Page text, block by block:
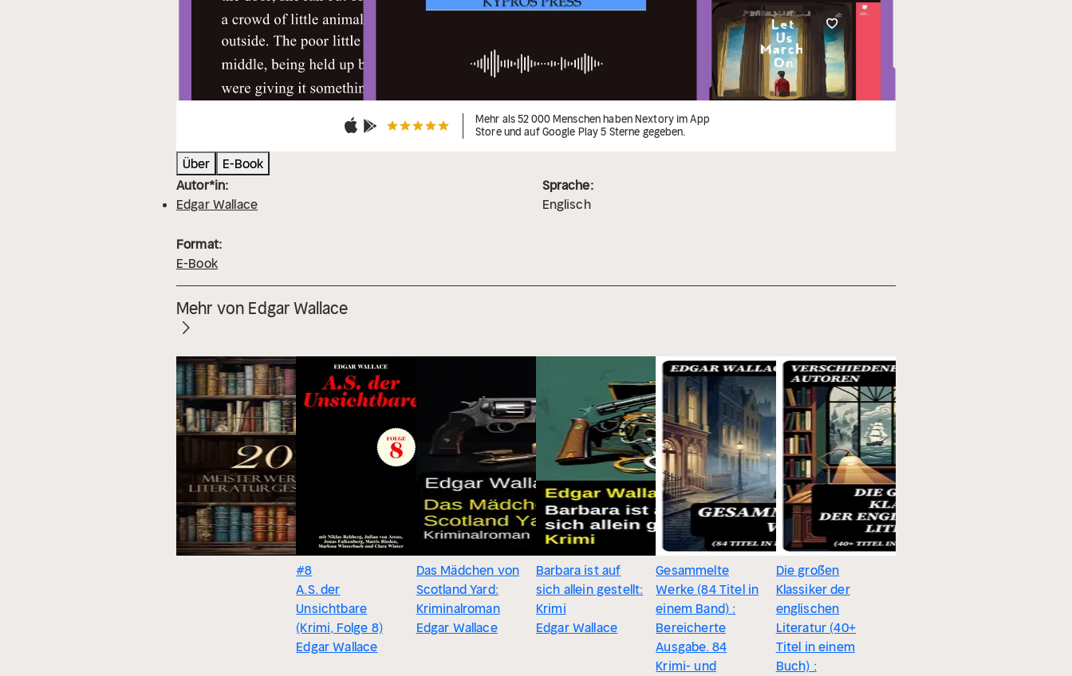
Mehr als 52 000 Menschen haben Nextory im App
Store und auf Google Play 5 Sterne gegeben.
Über
E-Book
Autor*in:
Edgar Wallace
Sprache:
Englisch
Format:
E-Book
Mehr von Edgar Wallace
#8
A.S. der
Unsichtbare
(Krimi, Folge 8)
Edgar Wallace
Das Mädchen von
Scotland Yard:
Kriminalroman
Edgar Wallace
Barbara ist auf
sich allein gestellt:
Krimi
Edgar Wallace
Gesammelte
Werke (84 Titel in
einem Band) :
Bereicherte
Ausgabe. 84
Krimi- und
Die großen
Klassiker der
englischen
Literatur (40+
Titel in einem
Buch) :